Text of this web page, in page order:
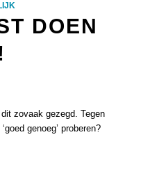
DOEN
zovaak gezegd. Tegen
genoeg’ proberen?